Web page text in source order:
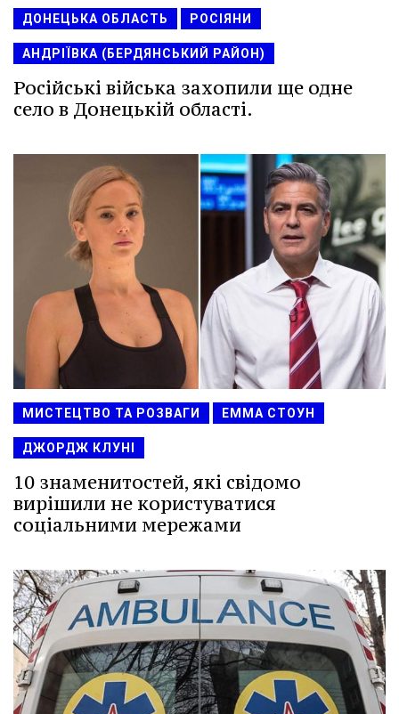
ДОНЕЦЬКА ОБЛАСТЬ РОСІЯНИ
АНДРІЇВКА (БЕРДЯНСЬКИЙ РАЙОН)
Російські війська захопили ще одне
село в Донецькій області.
МИСТЕЦТВО ТА РОЗВАГИ ЕММА СТОУН
ДЖОРДЖ КЛУНІ
10 знаменитостей, які свідомо
вирішили не користуватися
соціальними мережами